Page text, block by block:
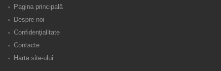
Pagina principală
Despre noi
Confidenţialitate
Contacte
Harta site-ului